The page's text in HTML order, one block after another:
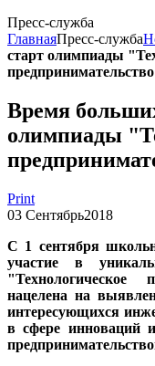
Пресс-служба
ГлавнаяПресс-служба
старт олимпиады
Время
олимпиады
Print
03 Сентябрь2018
С 1 сентября
участие в
"Технологическое
нацелена на
интересующихся
в сфере инноваций